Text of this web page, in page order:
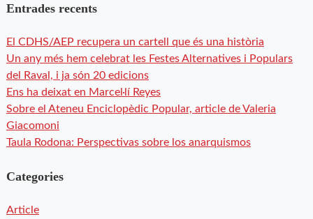
Entrades recents
El CDHS/AEP recupera un cartell que és una història
Un any més hem celebrat les Festes Alternatives i Populars
del Raval, i ja són 20 edicions
Ens ha deixat en Marcel·lí Reyes
Sobre el Ateneu Enciclopèdic Popular, article de Valeria
Giacomoni
Taula Rodona: Perspectivas sobre los anarquismos
Categories
Article